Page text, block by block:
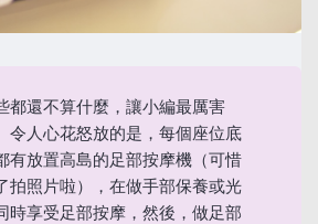
都還不算什麼，讓小編最厲害
令人心花怒放的是，每個座位底
有放置高島的足部按摩機（可惜
拍照片啦），在做手部保養或光
時享受足部按摩，然後，做足部